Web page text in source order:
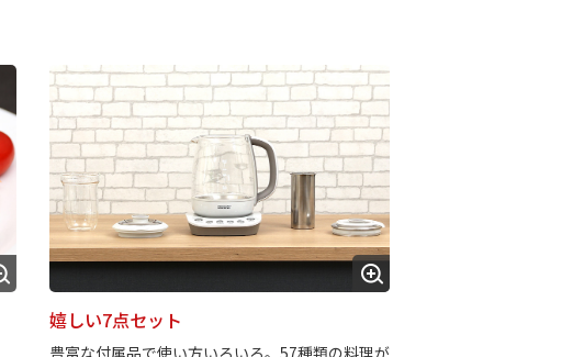
嬉しい7点セット
豊富な付属品で使い方いろいろ。57種類の料理が